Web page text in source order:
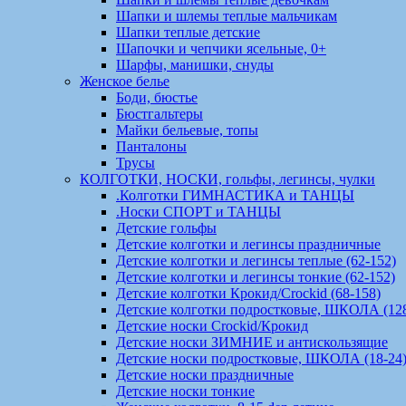
Шапки и шлемы теплые мальчикам
Шапки теплые детские
Шапочки и чепчики ясельные, 0+
Шарфы, манишки, снуды
Женское белье
Боди, бюстье
Бюстгальтеры
Майки бельевые, топы
Панталоны
Трусы
КОЛГОТКИ, НОСКИ, гольфы, легинсы, чулки
.Колготки ГИМНАСТИКА и ТАНЦЫ
.Носки СПОРТ и ТАНЦЫ
Детские гольфы
Детские колготки и легинсы праздничные
Детские колготки и легинсы теплые (62-152)
Детские колготки и легинсы тонкие (62-152)
Детские колготки Крокид/Crockid (68-158)
Детские колготки подростковые, ШКОЛА
Детские носки Crockid/Крокид
Детские носки ЗИМНИЕ и антискользящие
Детские носки подростковые, ШКОЛА (18-24)
Детские носки праздничные
Детские носки тонкие